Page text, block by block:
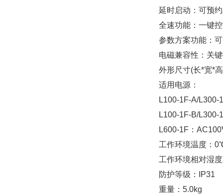
延时启动：可预
全速功能：一键
参数方案功能：
电磁兼容性：关
外形尺寸(长*宽*
适用电源：
L100-1F-A/L300-
L100-1F-B/L300-
L600-1F：
工作环境温度：
工作环境相对湿
防护等级：IP31
重量：5.0kg